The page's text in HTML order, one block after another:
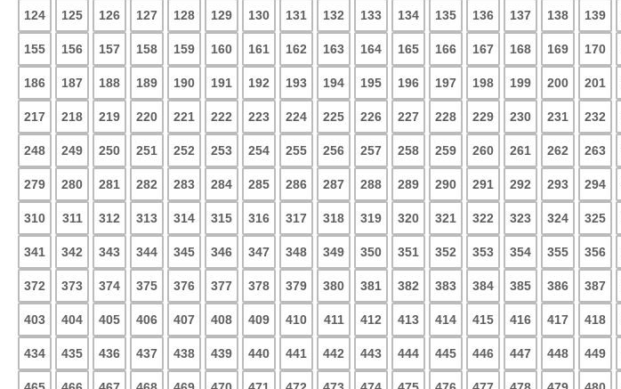
124 125 126 127 128 129 130 131 132 133 134 135 136 137 138 139
155 156 157 158 159 160 161 162 163 164 165 166 167 168 169 170
186 187 188 189 190 191 192 193 194 195 196 197 198 199 200 201
217 218 219 220 221 222 223 224 225 226 227 228 229 230 231 232
248 249 250 251 252 253 254 255 256 257 258 259 260 261 262 263
279 280 281 282 283 284 285 286 287 288 289 290 291 292 293 294
310 311 312 313 314 315 316 317 318 319 320 321 322 323 324 325
341 342 343 344 345 346 347 348 349 350 351 352 353 354 355 356
372 373 374 375 376 377 378 379 380 381 382 383 384 385 386 387
403 404 405 406 407 408 409 410 411 412 413 414 415 416 417 418
434 435 436 437 438 439 440 441 442 443 444 445 446 447 448 449